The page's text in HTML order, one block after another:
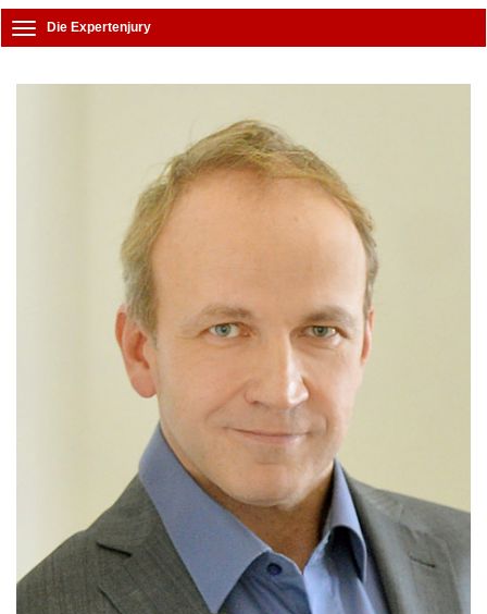
Die
Expertenjury
Die Expertenjury